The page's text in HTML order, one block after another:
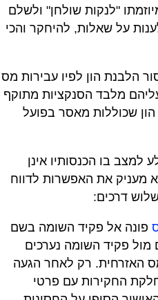
"לנקות שולחן" ולשלם
על שאלות, להיחקר והכי
הלבנת הון לפיו עבירות מס
מלבד הסנקציות מתוקף
שכוללות מאסר בפועל
למצב בו הכנסותיו אינן
מעניק את האפשרות לדווח
דרכים:
פונה אל פקיד השומה בשם
מול פקיד השומה נערכים
האזרחית. רק לאחר הגעה
החקירות עם פרטי